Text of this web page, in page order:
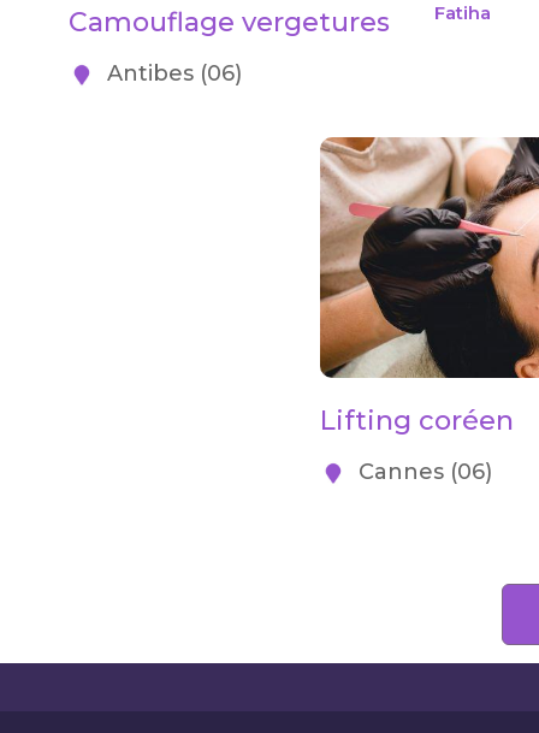
Fatiha
Camouflage vergetures
Antibes (06)
Lifting coréen
Cannes (06)